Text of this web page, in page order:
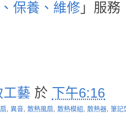
保養、維修 」服務
工藝 於 下午6:16
異音 散熱風扇 散熱模組 散熱器 筆記